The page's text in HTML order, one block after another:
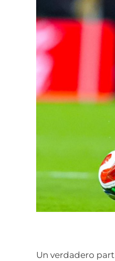
Un verdadero